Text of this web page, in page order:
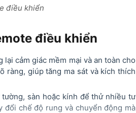
điều khiển
điều khiển
cảm giác mềm mại và an toàn cho
ràng, giúp tăng ma sát và kích thích
sàn hoặc kính để thử nhiều tư
đổi chế độ rung và chuyển động mà